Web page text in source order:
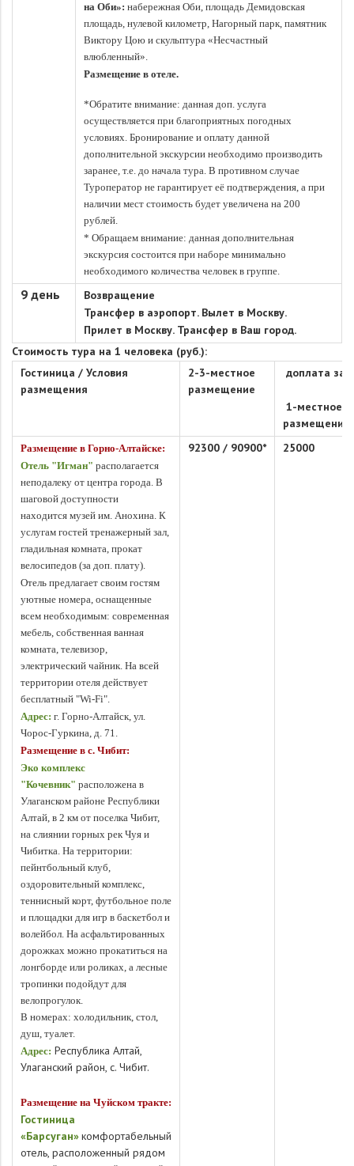
на Оби»: набережная Оби, площадь Демидовская
площадь, нулевой километр, Нагорный парк, памятник
Виктору Цою и скульптура «Несчастный
влюбленный».
Размещение в отеле.
*Обратите внимание: данная доп. услуга
осуществляется при благоприятных погодных
условиях. Бронирование и оплату данной
дополнительной экскурсии необходимо производить
заранее, т.е. до начала тура. В противном случае
Туроператор не гарантирует её подтверждения, а при
наличии мест стоимость будет увеличена на 200
рублей.
* Обращаем внимание: данная дополнительная
экскурсия состоится при наборе минимально
необходимого количества человек в группе.
9 день
Возвращение
Трансфер в аэропорт. Вылет в Москву.
Прилет в Москву. Трансфер в Ваш город.
Стоимость тура на 1 человека (руб.):
Гостиница / Условия
размещения
2-3-местное
размещение
доплата за
1-местное
размещение
Размещение в Горно-Алтайске:
Отель "Игман" располагается
неподалеку от центра города. В
шаговой доступности
находится музей им. Анохина. К
услугам гостей тренажерный зал,
гладильная комната, прокат
велосипедов (за доп. плату).
Отель предлагает своим гостям
уютные номера, оснащенные
всем необходимым: современная
мебель, собственная ванная
комната, телевизор,
электрический чайник. На всей
территории отеля действует
бесплатный "Wi-Fi".
Адрес: г. Горно-Алтайск, ул.
Чорос-Гуркина, д. 71.
Размещение в с. Чибит:
Эко комплекс
"Кочевник" расположена в
Улаганском районе Республики
Алтай, в 2 км от поселка Чибит,
на слиянии горных рек Чуя и
Чибитка. На территории:
пейнтбольный клуб,
оздоровительный комплекс,
теннисный корт, футбольное поле
и площадки для игр в баскетбол и
волейбол. На асфальтированных
дорожках можно прокатиться на
лонгборде или роликах, а лесные
тропинки подойдут для
велопрогулок.
В номерах: холодильник, стол,
душ, туалет.
Адрес: Республика Алтай,
Улаганский район, с. Чибит.
Размещение на Чуйском тракте:
Гостиница
«Барсуган»комфортабельный
отель, расположенный рядом
92300 / 90900* 25000